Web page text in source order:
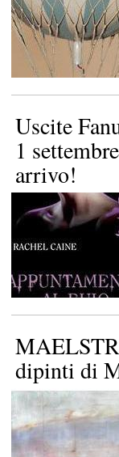
Uscite
1
arrivo!
dipinti di